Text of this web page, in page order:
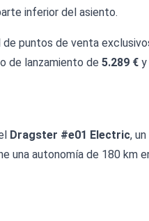
inferior del asiento.
de puntos de venta
de lanzamiento de 5.289 € y
Dragster #e01 Electric,
una autonomía de 180 km